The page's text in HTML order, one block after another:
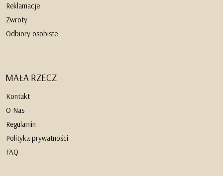
Reklamacje
Zwroty
Odbiory osobiste
MAŁA RZECZ
Kontakt
O Nas
Regulamin
Polityka prywatności
FAQ